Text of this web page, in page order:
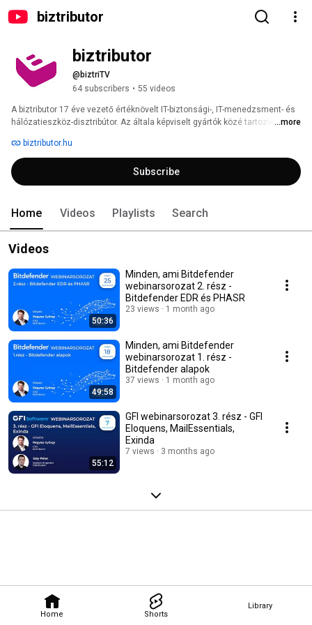
biztributor
Home Shorts
Library
biztributor
@biztriTV
64 subscribers • 55 videos
A biztributor 17 éve vezető értéknövelt IT-biztonsági-, IT-menedzsment- és
hálózatieszköz-disztribútor. Az általa képviselt gyártók közé tartozik többek
teljesítményű wifi- és LAN-hálózatok terén vezető Ruckus Networks, a
hagyományos végpontvédelemben vezető Bitdefender, az új generációs
végpontvédelem úttörője, a Cybereason, a SIEM/UEBA/GRC platformot
szolgáltató SecureVisio és az IT-üzemeltetés támogatásában kiemelkedő
...more
biztributor.hu
Subscribe
Home Videos Playlists Search
Videos
50:36
Minden, ami Bitdefender
webinarsorozat 2. rész -
Bitdefender EDR és PHASR
23 views 1 month ago
49:58
Minden, ami Bitdefender
webinarsorozat 1. rész -
Bitdefender alapok
37 views 1 month ago
55:12
GFI webinarsorozat 3. rész - GFI
Eloquens, MailEssentials,
Exinda
7 views 3 months ago